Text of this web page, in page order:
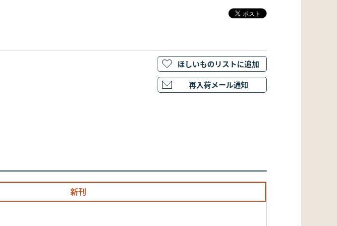
新刊
ほしいものリストに追加
再入荷メール通知